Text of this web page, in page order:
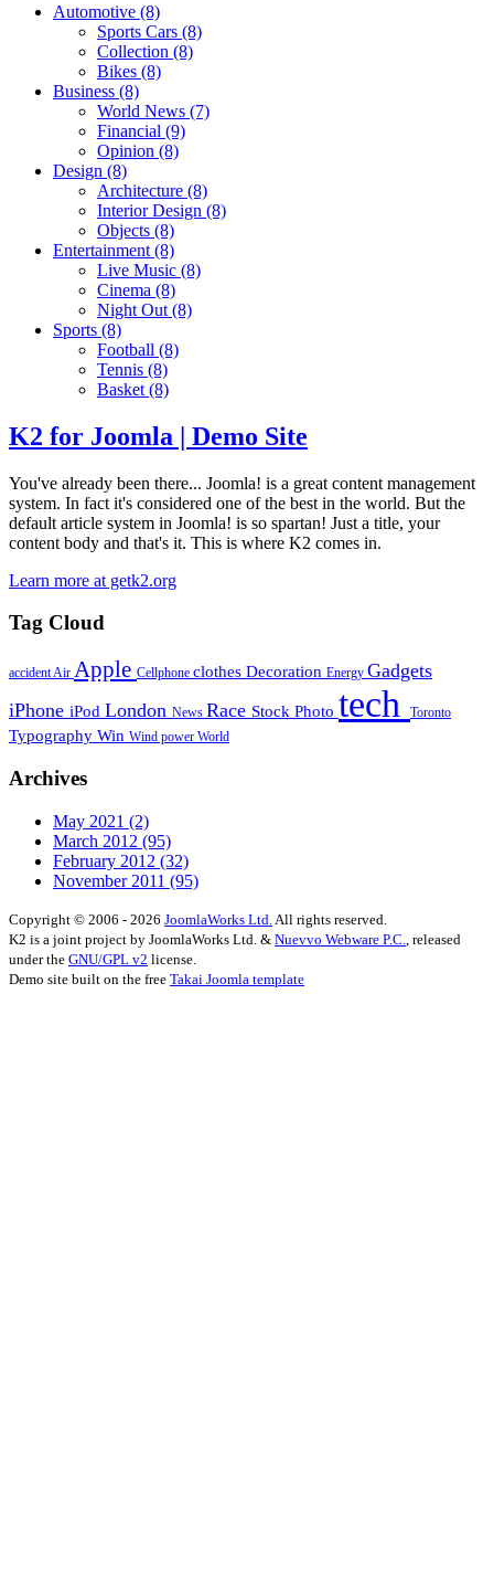
Automotive (8)
Sports Cars (8)
Collection (8)
Bikes (8)
Business (8)
World News (7)
Financial (9)
Opinion (8)
Design (8)
Architecture (8)
Interior Design (8)
Objects (8)
Entertainment (8)
Live Music (8)
Cinema (8)
Night Out (8)
Sports (8)
Football (8)
Tennis (8)
Basket (8)
K2 for Joomla | Demo Site
You've already been there... Joomla! is a great content management
system. In fact it's considered one of the best in the world. But the
default article system in Joomla! is so spartan! Just a title, your
content body and that's it. This is where K2 comes in.
Learn more at getk2.org
Tag Cloud
accidentAir Apple Cellphone clothes Decoration Energy Gadgets
iPhone iPod London News Race Stock Photo tech Toronto
Typography Win Wind power World
Archives
May 2021 (2)
March 2012 (95)
February 2012 (32)
November 2011 (95)
Copyright © 2006 - 2026 JoomlaWorks Ltd. All rights reserved.
K2 is a joint project by JoomlaWorks Ltd. & Nuevvo Webware P.C.
, released
under the GNU/GPL v2 license.
Demo site built on the free Takai Joomla template